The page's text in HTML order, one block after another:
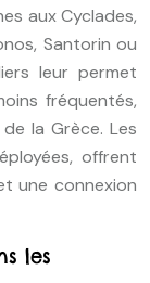
aux Cyclades,
Santorin ou
leur permet
fréquentés,
la Grèce. Les
offrent
une connexion
les